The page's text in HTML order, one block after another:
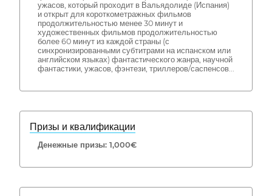
ужасов, который проходит в Вальядолиде (Испания)
и открыт для короткометражных фильмов
продолжительностью менее 30 минут и
художественных фильмов продолжительностью
более 60 минут из каждой страны (с
синхронизированными субтитрами на испанском или
английском языках) фантастического жанра, научной
фантастики, ужасов, фэнтези, триллеров/саспенсов...
Призы и квалификации
Денежные призы: 1,000€